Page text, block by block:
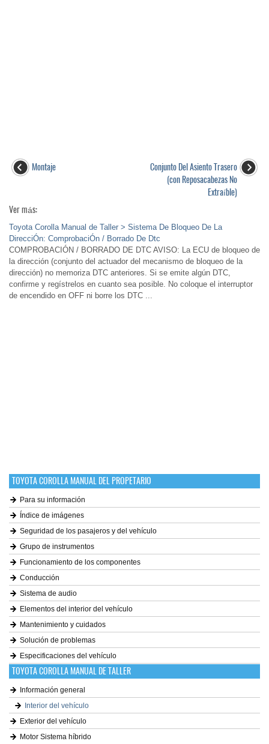
Montaje
Conjunto Del Asiento Trasero
(con Reposacabezas No
Extraíble)
Ver más:
Toyota Corolla Manual de Taller > Sistema De Bloqueo De La
DirecciÓn: ComprobaciÓn / Borrado De Dtc
COMPROBACIÓN / BORRADO DE DTC AVISO: La ECU de bloqueo de
la dirección (conjunto del actuador del mecanismo de bloqueo de la
dirección) no memoriza DTC anteriores. Si se emite algún DTC,
confirme y regístrelos en cuanto sea posible. No coloque el interruptor
de encendido en OFF ni borre los DTC ...
TOYOTA COROLLA MANUAL DEL PROPETARIO
Para su información
Índice de imágenes
Seguridad de los pasajeros y del vehículo
Grupo de instrumentos
Funcionamiento de los componentes
Conducción
Sistema de audio
Elementos del interior del vehículo
Mantenimiento y cuidados
Solución de problemas
Especificaciones del vehículo
TOYOTA COROLLA MANUAL DE TALLER
Información general
Interior del vehículo
Exterior del vehículo
Motor Sistema híbrido